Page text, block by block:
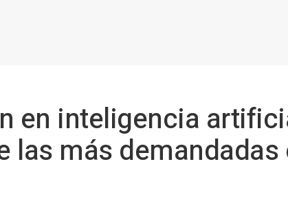
en inteligencia
las más